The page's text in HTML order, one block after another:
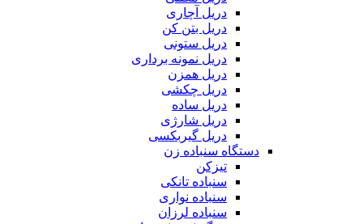
دریل آچاری
دریل بتن کن
دریل ستونی
دریل نمونه برداری
دریل همزن
دریل چکشی
دریل ساده
دریل شارژی
دریل گیربکسی
دستگاه سنباده زن
تیزکن
سنباده تانکی
سنباده نواری
سنباده لرزان